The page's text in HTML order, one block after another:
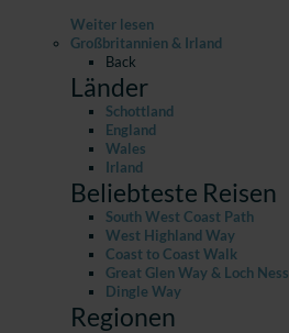
Weiter lesen
Großbritannien & Irland
Back
Länder
Schottland
England
Wales
Irland
Beliebteste Reisen
South West Coast Path
West Highland Way
Coast to Coast Walk
Great Glen Way & Loch Ness
Dingle Way
Regionen